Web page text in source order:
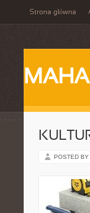
Strona główna
POSTED BY